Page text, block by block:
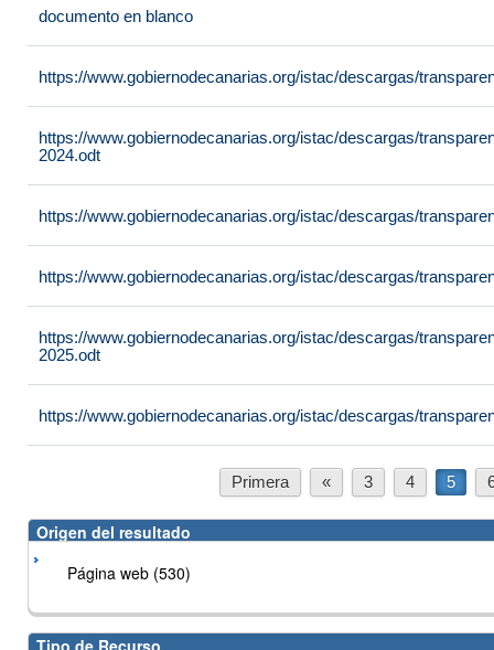
documento en blanco
https://www.gobiernodecanarias.org/istac/descargas/
https://www.gobiernodecanarias.org/istac/descargas/
2024.odt
https://www.gobiernodecanarias.org/istac/descargas/
https://www.gobiernodecanarias.org/istac/descargas/
https://www.gobiernodecanarias.org/istac/descargas/
2025.odt
https://www.gobiernodecanarias.org/istac/descargas/
Primera « 3 4 5
Origen del resultado
Página web (530)
Tipo de Recurso